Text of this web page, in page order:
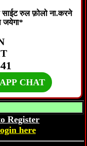
रुल फ़ोलो ना.करने
जयेगा*
CHAT
Register
here